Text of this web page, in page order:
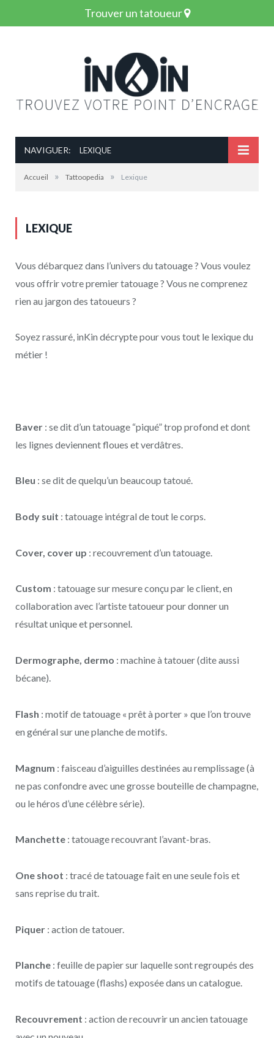
Trouver un tatoueur
NAVIGUER: LEXIQUE
Accueil » Tattoopedia » Lexique
LEXIQUE
Vous débarquez dans l’univers du tatouage ? Vous voulez
vous offrir votre premier tatouage ? Vous ne comprenez
rien au jargon des tatoueurs ?
Soyez rassuré, inKin décrypte pour vous tout le lexique du
métier !
Baver : se dit d’un tatouage “piqué” trop profond et dont
les lignes deviennent floues et verdâtres.
Bleu : se dit de quelqu’un beaucoup tatoué.
Body suit : tatouage intégral de tout le corps.
Cover, cover up : recouvrement d’un tatouage.
Custom : tatouage sur mesure conçu par le client, en
collaboration avec l’artiste tatoueur pour donner un
résultat unique et personnel.
Dermographe, dermo : machine à tatouer (dite aussi
bécane).
Flash : motif de tatouage « prêt à porter » que l’on trouve
en général sur une planche de motifs.
Magnum : faisceau d’aiguilles destinées au remplissage (à
ne pas confondre avec une grosse bouteille de champagne,
ou le héros d’une célèbre série).
Manchette : tatouage recouvrant l’avant-bras.
One shoot : tracé de tatouage fait en une seule fois et
sans reprise du trait.
Piquer : action de tatouer.
Planche : feuille de papier sur laquelle sont regroupés des
motifs de tatouage (flashs) exposée dans un catalogue.
Recouvrement : action de recouvrir un ancien tatouage